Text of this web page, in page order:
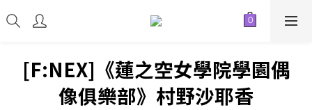
[F:NEX]《蓮之空女學院學園偶
像俱樂部》村野沙耶香